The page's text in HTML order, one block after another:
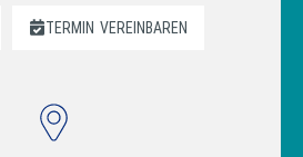
TERMIN VEREINBAREN